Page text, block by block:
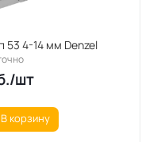
53 4-14 мм Denzel
/шт
В корзину